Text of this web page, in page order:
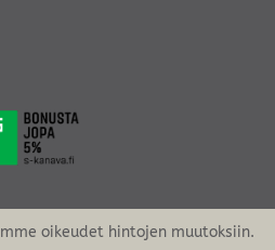
oikeudet hintojen muutoksiin.